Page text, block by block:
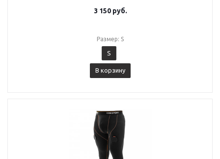
3 150руб.
Размер: S
S
В корзину